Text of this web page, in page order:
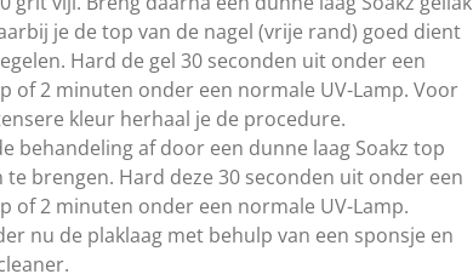
je de top van de nagel (vrije rand) goed dient
Hard de gel 30 seconden uit onder een
of 2 minuten onder een normale UV-Lamp. Voor
kleur herhaal je de procedure.
behandeling af door een dunne laag Soakz top
te brengen. Hard deze 30 seconden uit onder een
of 2 minuten onder een normale UV-Lamp.
nu de plaklaag met behulp van een sponsje en